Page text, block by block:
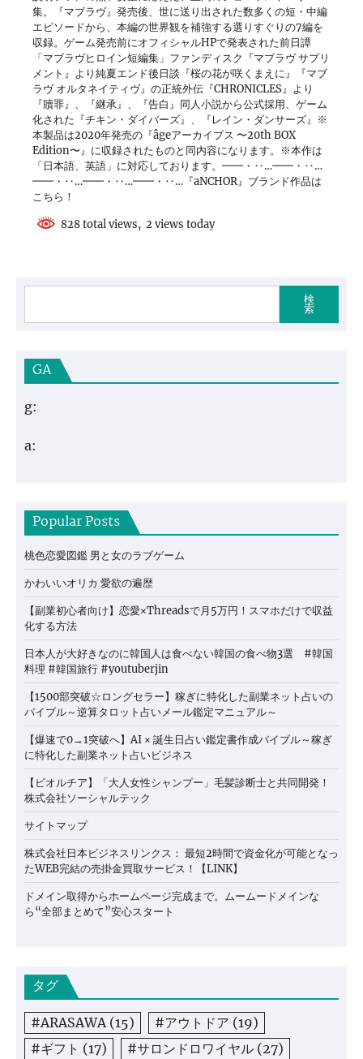
集。『マブラヴ』発売後、世に送り出された数多くの短・中編
エピソードから、本編の世界観を補強する選りすぐりの7編を
収録。ゲーム発売前にオフィシャルHPで発表された前日譚
「マブラヴヒロイン短編集」ファンディスク『マブラヴ サプリ
メント』より純夏エンド後日談『桜の花が咲くまえに』『マブ
ラヴ オルタネイティヴ』の正統外伝『CHRONICLES』より
『贖罪』、『継承』、『告白』同人小説から公式採用、ゲーム
化された『チキン・ダイバーズ』、『レイン・ダンサーズ』※
本製品は2020年発売の『âgeアーカイブス 〜20th BOX
Edition〜』に収録されたものと同内容になります。※本作は
「日本語、英語」に対応しております。━━・‥…━━・‥…
━━・‥…━━・‥…━━・‥…『aNCHOR』ブランド作品は
こちら！
828 total views, 2 views today
検
索
GA
g:
a:
Popular Posts
桃色恋愛図鑑 男と女のラブゲーム
かわいいオリカ 愛欲の遍歴
【副業初心者向け】恋愛×Threadsで月5万円！スマホだけで収益
化する方法
日本人が大好きなのに韓国人は食べない韓国の食べ物3選 #韓国
料理 #韓国旅行 #youtuberjin
【1500部突破☆ロングセラー】稼ぎに特化した副業ネット占いの
バイブル～逆算タロット占いメール鑑定マニュアル～
【爆速で0→1突破へ】AI × 誕生日占い鑑定書作成バイブル～稼ぎ
に特化した副業ネット占いビジネス
【ビオルチア】「大人女性シャンプー」毛髪診断士と共同開発！
株式会社ソーシャルテック
サイトマップ
株式会社日本ビジネスリンクス： 最短2時間で資金化が可能となっ
たWEB完結の売掛金買取サービス！【LINK】
ドメイン取得からホームページ完成まで。ムームードメインな
ら“全部まとめて”安心スタート
タグ
#ARASAWA(15) #アウトドア (19)
#ギフト (17) #サロンドロワイヤル (27)